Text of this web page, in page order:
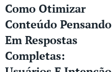
Como Otimizar
Conteúdo Pensando
Em Respostas
Completas: